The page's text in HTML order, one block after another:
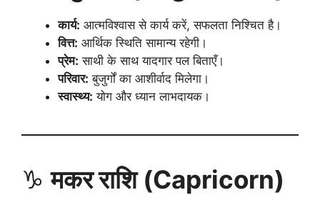
कार्य: आत्मविश्वास से कार्य करें, सफलता निश्चित है।
वित्त: आर्थिक स्थिति सामान्य रहेगी।
प्रेम: साथी के साथ यादगार पल बिताएँ।
परिवार: बुजुर्गों का आशीर्वाद मिलेगा।
स्वास्थ्य: योग और ध्यान लाभदायक।
♑मकर राशि (Capricorn)